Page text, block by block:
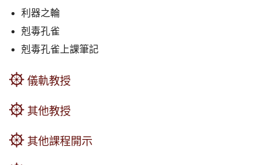
利器之輪
剋毒孔雀
剋毒孔雀上課筆記
儀軌教授
其他教授
其他課程開示